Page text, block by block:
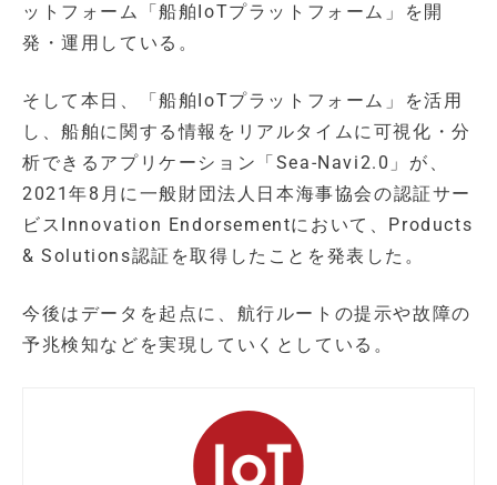
ットフォーム「船舶IoTプラットフォーム」を開
発・運用している。
そして本日、「船舶IoTプラットフォーム」を活用
し、船舶に関する情報をリアルタイムに可視化・分
析できるアプリケーション「Sea-Navi2.0」が、
2021年8月に一般財団法人日本海事協会の認証サー
ビスInnovation Endorsementにおいて、Products
& Solutions認証を取得したことを発表した。
今後はデータを起点に、航行ルートの提示や故障の
予兆検知などを実現していくとしている。